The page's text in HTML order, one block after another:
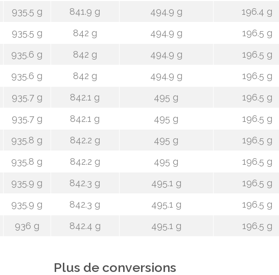
935.5 g 841.9 g 494.9 g
196.4 g
935.5 g 842 g 494.9 g
196.5 g
935.6 g 842 g 494.9 g
196.5 g
935.6 g 842 g 494.9 g
196.5 g
935.7 g 842.1 g 495 g
196.5 g
935.7 g 842.1 g 495 g
196.5 g
935.8 g 842.2 g 495 g
196.5 g
935.8 g 842.2 g 495 g
196.5 g
935.9 g 842.3 g 495.1 g
196.5 g
935.9 g 842.3 g 495.1 g
196.5 g
936 g 842.4 g 495.1 g 196.5 g
Plus de conversions